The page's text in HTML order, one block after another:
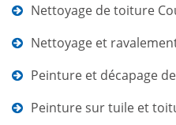
Nettoyage de toiture
Nettoyage et
Peinture et décapage
Peinture sur tuile et